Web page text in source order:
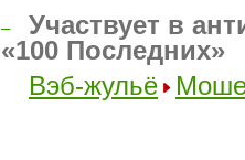
–
Участвует в
«100 Последних»
Вэб-жульё